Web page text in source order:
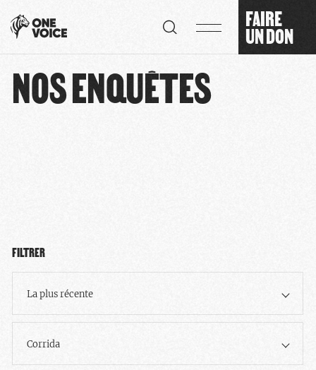
FAIRE
UN DON
NOS ENQUÊTES
FILTRER
La plus récente
Corrida